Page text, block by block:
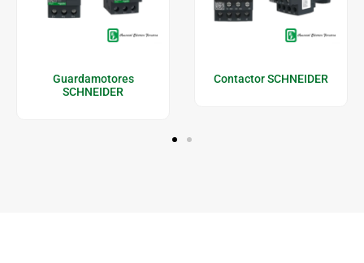
Guardamotores
SCHNEIDER
Contactor SCHNEIDER